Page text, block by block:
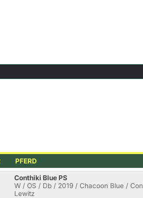
PFERD
Conthiki Blue PS
W / OS / Db / 2019 / Chacoon Blue /
Lewitz